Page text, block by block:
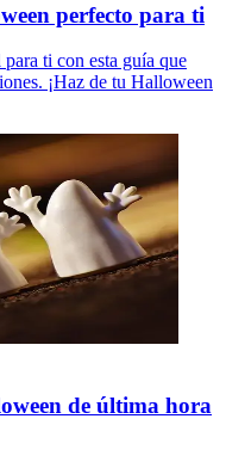
perfecto para ti
ti con esta guía que
¡Haz de tu Halloween
de última hora